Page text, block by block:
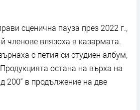
сценична пауза през 2022 г.,
членове влязоха в казармата.
с петия си студиен албум,
остана на върха на
200“ в продължение на две